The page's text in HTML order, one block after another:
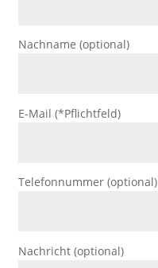
Nachname (optional)
E-Mail (*Pflichtfeld)
Telefonnummer (optional)
Nachricht (optional)